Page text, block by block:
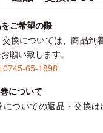
ご希望の際
換については、商品到
願い致します。
0745-65-1898
について
についての返品・交換